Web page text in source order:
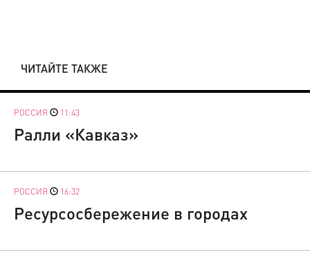
ЧИТАЙТЕ ТАКЖЕ
РОССИЯ 11:43
Ралли «Кавказ»
РОССИЯ 16:32
Ресурсосбережение в городах